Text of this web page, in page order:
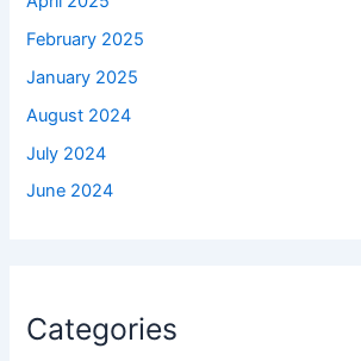
February 2025
January 2025
August 2024
July 2024
June 2024
Categories